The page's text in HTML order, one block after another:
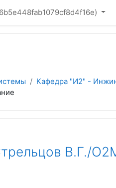
Кафедра "И2" -
В.Г./